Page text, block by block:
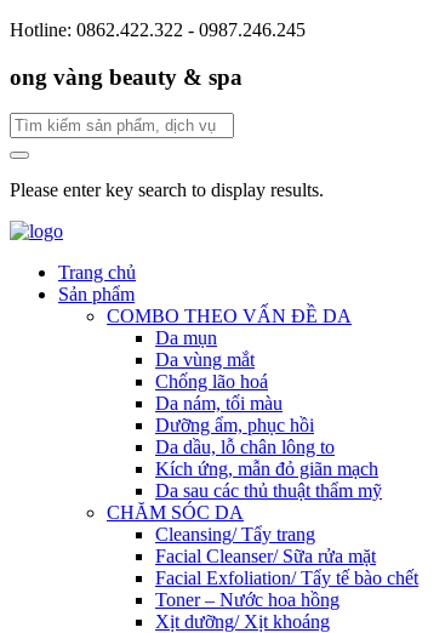
Hotline: 0862.422.322 - 0987.246.245
ong vàng beauty & spa
Please enter key search to display results.
Trang chủ
Sản phẩm
COMBO THEO VẤN ĐỀ DA
Da mụn
Da vùng mắt
Chống lão hoá
Da nám, tối màu
Dưỡng ẩm, phục hồi
Da dầu, lỗ chân lông to
Kích ứng, mẫn đỏ giãn mạch
Da sau các thủ thuật thẩm mỹ
CHĂM SÓC DA
Cleansing/ Tẩy trang
Facial Cleanser/ Sữa rửa mặt
Facial Exfoliation/ Tẩy tế bào chết
Toner – Nước hoa hồng
Xịt dưỡng/ Xịt khoáng